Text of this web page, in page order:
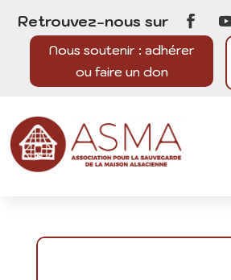
Retrouvez-nous sur
Nous soutenir : adhérer
ou faire un don